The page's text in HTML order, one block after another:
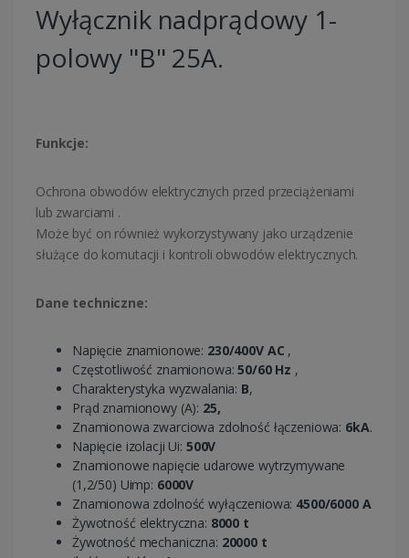
Wyłącznik nadprądowy 1-
polowy "B" 25A.
Funkcje:
Ochrona obwodów elektrycznych przed przeciążeniami
lub zwarciami .
Może być on również wykorzystywany jako urządzenie
służące do komutacji i kontroli obwodów elektrycznych.
Dane techniczne:
Napięcie znamionowe: 230/400V AC ,
Częstotliwość znamionowa:50/60 Hz ,
Charakterystyka wyzwalania: B,
Prąd znamionowy (A): 25,
Znamionowa zwarciowa zdolność łączeniowa: 6kA.
Napięcie izolacji Ui: 500V
Znamionowe napięcie udarowe wytrzymywane
(1,2/50) Uimp: 6000V
Znamionowa zdolność wyłączeniowa: 4500/6000 A
Żywotność elektryczna: 8000 t
Żywotność mechaniczna: 20000 t